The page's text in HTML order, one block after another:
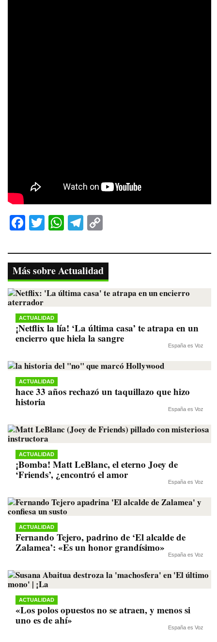
Fa
bo
ok
T
tte
r
W
ts
A
pp
Te
gr
a
m
y
Li
nk
Más sobre Actualidad
ACTUALIDAD
¡Netflix la lía! ‘La última casa’ te atrapa en un
encierro que hiela la sangre
España es Voz
ACTUALIDAD
hace 33 años rechazó un taquillazo que hizo
historia
España es Voz
ACTUALIDAD
¡Bomba! Matt LeBlanc, el eterno Joey de
‘Friends’, ¿encontró el amor
España es Voz
ACTUALIDAD
Fernando Tejero, padrino de ‘El alcalde de
Zalamea’: «Es un honor grandísimo»
España es Voz
ACTUALIDAD
«Los polos opuestos no se atraen, y menos si
uno es de ahí»
España es Voz